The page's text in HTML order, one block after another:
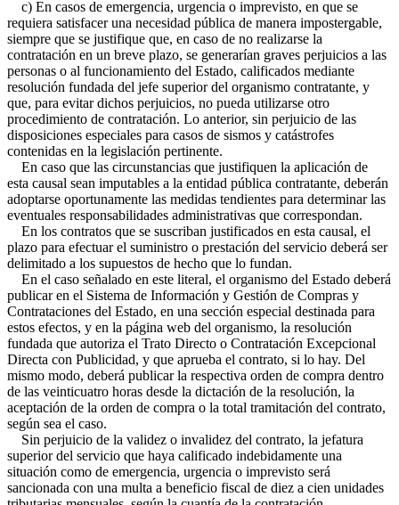
c) En casos de emergencia, urgencia o imprevisto, en que se
requiera satisfacer una necesidad pública de manera impostergable,
siempre que se justifique que, en caso de no realizarse la
contratación en un breve plazo, se generarían graves perjuicios a las
personas o al funcionamiento del Estado, calificados mediante
resolución fundada del jefe superior del organismo contratante, y
que, para evitar dichos perjuicios, no pueda utilizarse otro
procedimiento de contratación. Lo anterior, sin perjuicio de las
disposiciones especiales para casos de sismos y catástrofes
contenidas en la legislación pertinente.
En caso que las circunstancias que justifiquen la aplicación de
esta causal sean imputables a la entidad pública contratante, deberán
adoptarse oportunamente las medidas tendientes para determinar las
eventuales responsabilidades administrativas que correspondan.
En los contratos que se suscriban justificados en esta causal, el
plazo para efectuar el suministro o prestación del servicio deberá ser
delimitado a los supuestos de hecho que lo fundan.
En el caso señalado en este literal, el organismo del Estado deberá
publicar en el Sistema de Información y Gestión de Compras y
Contrataciones del Estado, en una sección especial destinada para
estos efectos, y en la página web del organismo, la resolución
fundada que autoriza el Trato Directo o Contratación Excepcional
Directa con Publicidad, y que aprueba el contrato, si lo hay. Del
mismo modo, deberá publicar la respectiva orden de compra dentro
de las veinticuatro horas desde la dictación de la resolución, la
aceptación de la orden de compra o la total tramitación del contrato,
según sea el caso.
Sin perjuicio de la validez o invalidez del contrato, la jefatura
superior del servicio que haya calificado indebidamente una
situación como de emergencia, urgencia o imprevisto será
sancionada con una multa a beneficio fiscal de diez a cien unidades